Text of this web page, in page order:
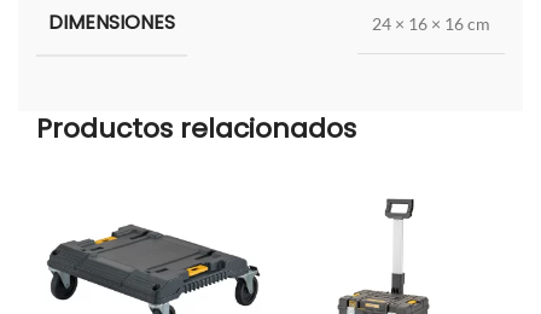
DIMENSIONES 24 × 16 × 16 cm
Productos relacionados